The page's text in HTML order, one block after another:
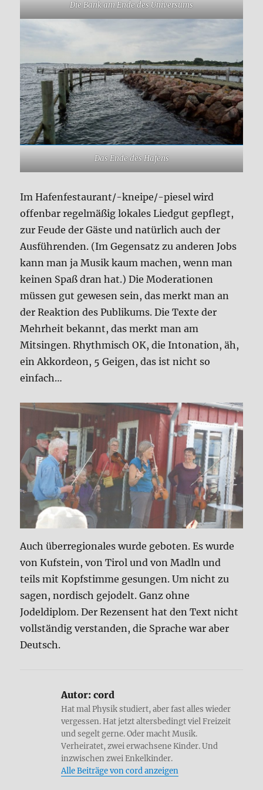
Die Bank am Ende des Universums
Das Ende des Hafens
Im Hafenfestaurant/-kneipe/-piesel wird
offenbar regelmäßig lokales Liedgut gepflegt,
zur Feude der Gäste und natürlich auch der
Ausführenden. (Im Gegensatz zu anderen Jobs
kann man ja Musik kaum machen, wenn man
keinen Spaß dran hat.) Die Moderationen
müssen gut gewesen sein, das merkt man an
der Reaktion des Publikums. Die Texte der
Mehrheit bekannt, das merkt man am
Mitsingen. Rhythmisch OK, die Intonation, äh,
ein Akkordeon, 5 Geigen, das ist nicht so
einfach…
Auch überregionales wurde geboten. Es wurde
von Kufstein, von Tirol und von Madln und
teils mit Kopfstimme gesungen. Um nicht zu
sagen, nordisch gejodelt. Ganz ohne
Jodeldiplom. Der Rezensent hat den Text nicht
vollständig verstanden, die Sprache war aber
Deutsch.
Autor: cord
Hat mal Physik studiert, aber fast alles wieder
vergessen. Hat jetzt altersbedingt viel Freizeit
und segelt gerne. Oder macht Musik.
Verheiratet, zwei erwachsene Kinder. Und
inzwischen zwei Enkelkinder.
Alle Beiträge von cord anzeigen